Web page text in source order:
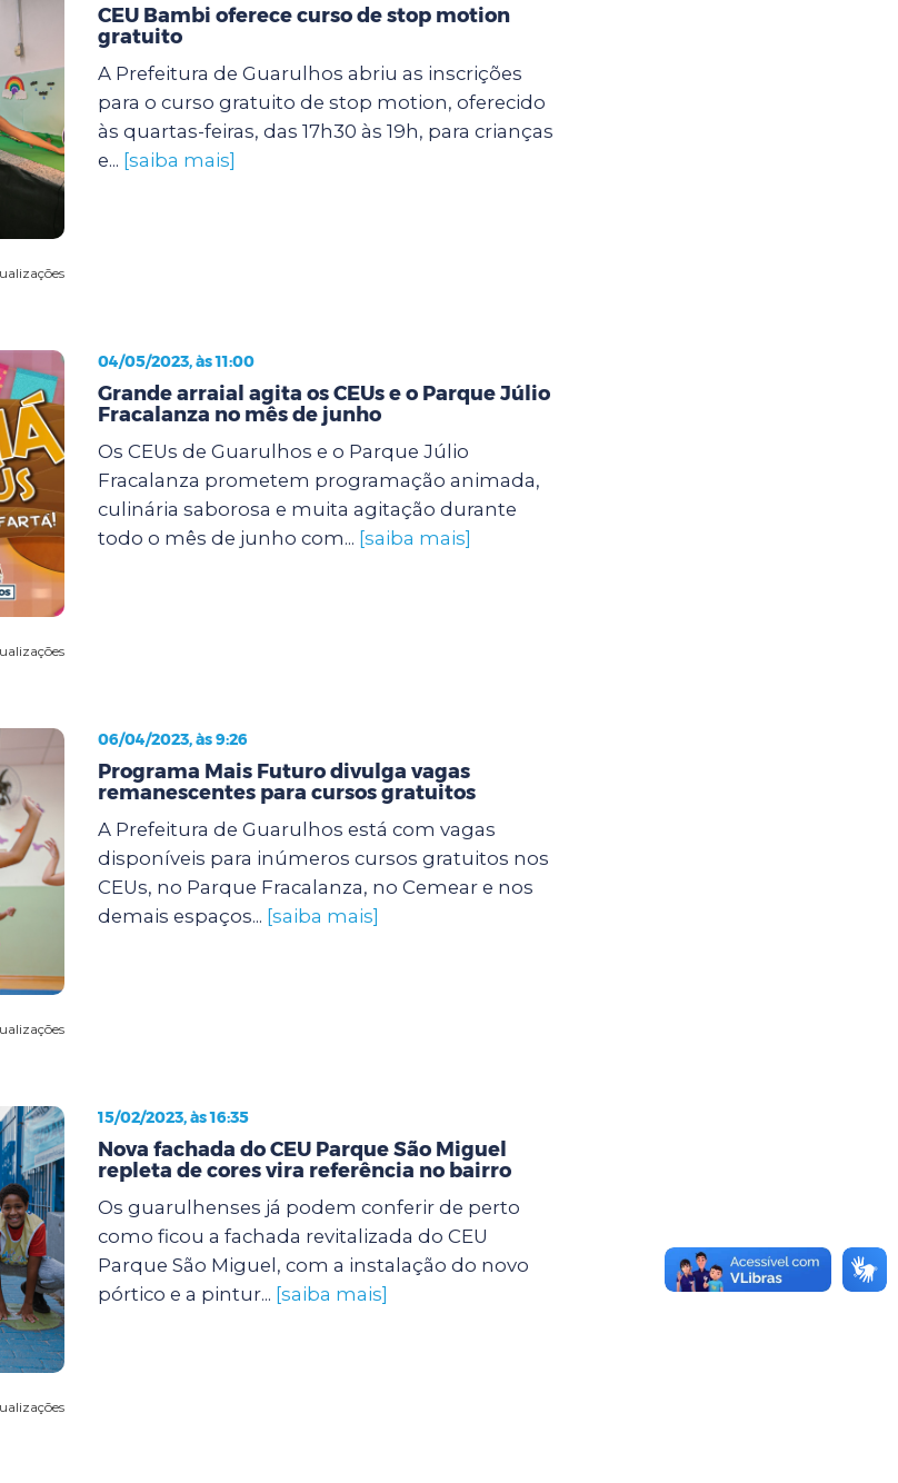
CEU Bambi oferece curso de stop motion
gratuito
A Prefeitura de Guarulhos abriu as inscrições
para o curso gratuito de stop motion, oferecido
às quartas-feiras, das 17h30 às 19h, para crianças
e... [saiba mais]
04/05/2023, às 11:00
Grande arraial agita os CEUs e o Parque Júlio
Fracalanza no mês de junho
Os CEUs de Guarulhos e o Parque Júlio
Fracalanza prometem programação animada,
culinária saborosa e muita agitação durante
todo o mês de junho com... [saiba mais]
06/04/2023, às 9:26
Programa Mais Futuro divulga vagas
remanescentes para cursos gratuitos
A Prefeitura de Guarulhos está com vagas
disponíveis para inúmeros cursos gratuitos nos
CEUs, no Parque Fracalanza, no Cemear e nos
demais espaços... [saiba mais]
15/02/2023, às 16:35
Nova fachada do CEU Parque São Miguel
repleta de cores vira referência no bairro
Os guarulhenses já podem conferir de perto
como ficou a fachada revitalizada do CEU
Parque São Miguel, com a instalação do novo
pórtico e a pintur... [saiba mais]